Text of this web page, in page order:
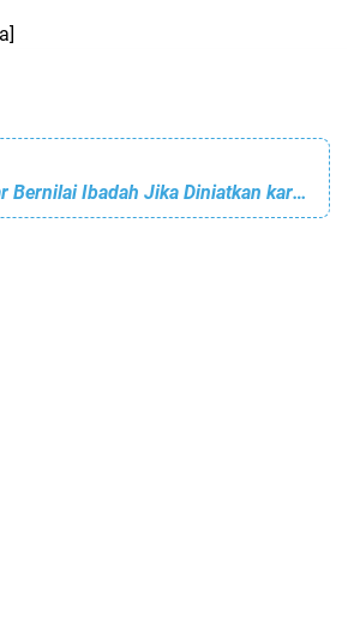
Bekerja dan Belajar Bernilai Ibadah Jika Diniatkan karena Allah